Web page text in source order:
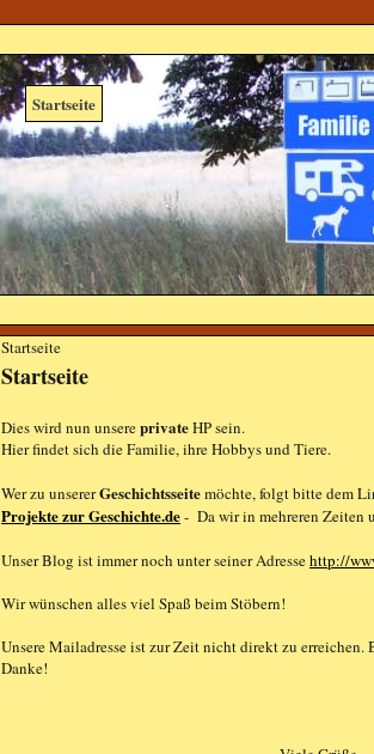
Startseite
Startseite
Startseite
Dies wird nun unsereprivateHP sein.
Hier findet sich die Familie, ihre Hobbys und Tiere.
Wer zu unsererGeschichtsseitemöchte, folgt bitte dem
Projekte zur Geschichte.de- Da wir in mehreren Zeiten
Unser Blog ist immer noch unter seiner Adressehttp://
Wir wünschen alles viel Spaß beim Stöbern!
Unsere Mailadresse ist zur Zeit nicht direkt zu
Danke!